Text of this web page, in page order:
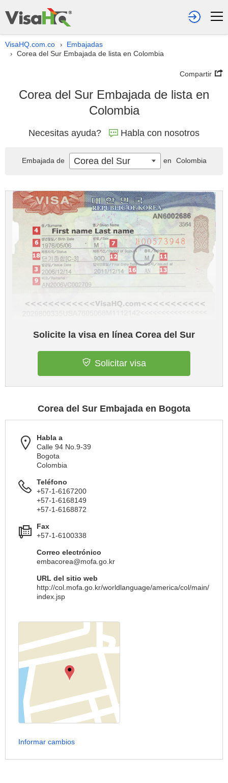
VisaHQ.com.co › Embajadas
› Corea del Sur Embajada de lista en Colombia
Compartir
Corea del Sur Embajada de lista en
Colombia
Necesitas ayuda? Habla con nosotros
Solicite la visa en línea Corea del Sur
Solicitar visa
Corea del Sur Embajada en Bogota
Habla a
Calle 94 No.9-39
Bogota
Colombia
Teléfono
+57-1-6167200
+57-1-6168149
+57-1-6168872
Fax
+57-1-6100338
Correo electrónico
embacorea@mofa.go.kr
URL del sitio web
http://col.mofa.go.kr/worldlanguage/america/col/main/
index.jsp
Informar cambios
Embajada de Corea del Sur en Colombia